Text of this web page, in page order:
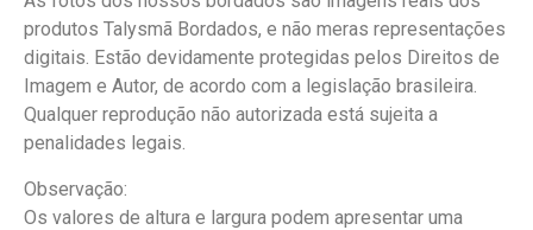
produtos Talysmã Bordados, e não meras representações
digitais. Estão devidamente protegidas pelos Direitos de
Imagem e Autor, de acordo com a legislação brasileira.
Qualquer reprodução não autorizada está sujeita a
penalidades legais.
Observação:
Os valores de altura e largura podem apresentar uma